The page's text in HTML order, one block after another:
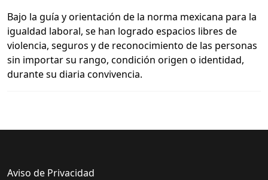
Bajo la guía y orientación de la norma mexicana para la
igualdad laboral, se han logrado espacios libres de
violencia, seguros y de reconocimiento de las personas
sin importar su rango, condición origen o identidad,
durante su diaria convivencia.
Aviso de Privacidad